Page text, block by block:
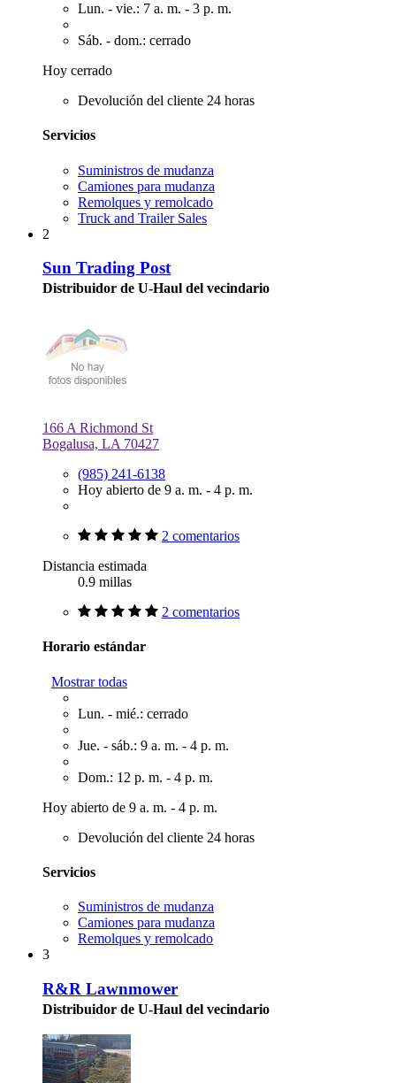
Lun. - vie.: 7 a. m. - 3 p. m.
Sáb. - dom.: cerrado
Hoy cerrado
Devolución del cliente 24 horas
Servicios
Suministros de mudanza
Camiones para mudanza
Remolques y remolcado
Truck and Trailer Sales
2
Sun Trading Post
Distribuidor de U-Haul del vecindario
166 A Richmond St
Bogalusa, LA 70427
(985) 241-6138
Hoy abierto de 9 a. m. - 4 p. m.
2 comentarios
Distancia estimada
0.9 millas
2 comentarios
Horario estándar
Mostrar todas
Lun. - mié.: cerrado
Jue. - sáb.: 9 a. m. - 4 p. m.
Dom.: 12 p. m. - 4 p. m.
Hoy abierto de 9 a. m. - 4 p. m.
Devolución del cliente 24 horas
Servicios
Suministros de mudanza
Camiones para mudanza
Remolques y remolcado
3
R&R Lawnmower
Distribuidor de U-Haul del vecindario